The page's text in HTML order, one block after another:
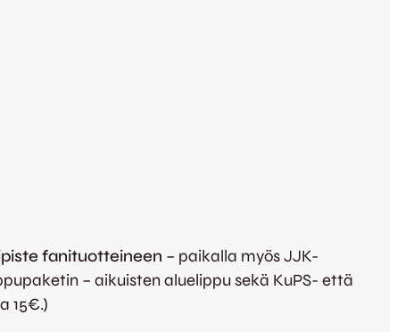
fanituotteineen – paikalla myös JJK-
– aikuisten aluelippu sekä KuPS- että
15€.)